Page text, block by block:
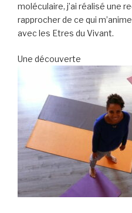
moléculaire, j’ai réalisé une
rapprocher de ce qui
avec les Etres du Vivant.
Une découverte